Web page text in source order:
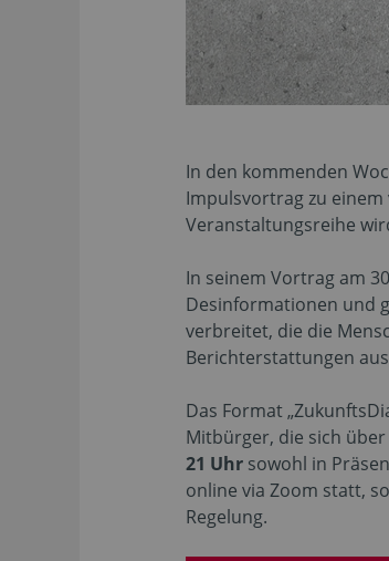
In den kommenden
Impulsvortrag zu
Veranstaltungsreihe
In seinem Vortrag am
Desinformationen und
verbreitet, die die
Berichterstattungen
Das Format
Mitbürger, die sich
21 Uhr sowohl in
online via Zoom statt,
Regelung.